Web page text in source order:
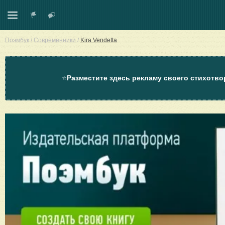
Поэмбук / Современники / Kira Vendetta
⭐Разместите здесь рекламу своего